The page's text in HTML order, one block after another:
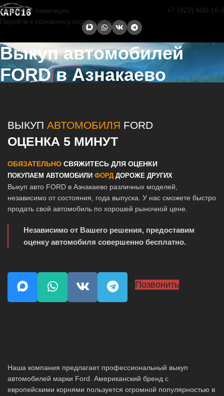
Перейти к навигации
Перейти к основному содержанию
+7 (929) 600-16-
Выкуп автомобилей
FORD в Азнакаево
ВЫКУП АВТОМОБИЛЯ FORD
ОЦЕНКА 5 МИНУТ
ОБЯЗАТЕЛЬНО СВЯЖИТЕСЬ ДЛЯ ОЦЕНКИ
ПОКУПАЕМ АВТОМОБИЛИ ФОРД ДОРОЖЕ ДРУГИХ
Выкуп авто FORD в Азнакаево различных моделей,
независимо от состояния, года выпуска. У нас сможете быстро
продать свой автомобиль по хорошей рыночной цене.
Независимо от Вашего решения, предоставим
оценку автомобиля совершенно бесплатно.
Позвонить
Наша компания предлагает профессиональный выкуп
автомобилей марки Ford. Американский бренд с
европейскими корнями пользуется огромной популярностью в